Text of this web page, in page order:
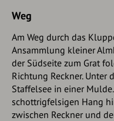
Weg
Am Weg durch das
Ansammlung kleiner
der Südseite zum Grat
Richtung Reckner.
Staffelsee in einer
schottrigfelsigen Hang
zwischen Reckner und